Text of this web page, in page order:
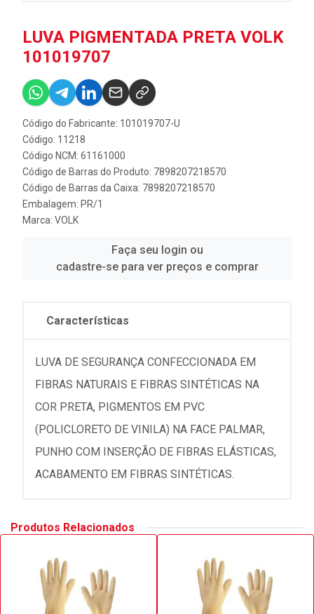
LUVA PIGMENTADA PRETA VOLK
101019707
Código do Fabricante: 101019707-U
Código: 11218
Código NCM: 61161000
Código de Barras do Produto: 7898207218570
Código de Barras da Caixa: 7898207218570
Embalagem: PR/1
Marca: VOLK
Faça seu login ou
cadastre-se para ver preços e comprar
Características
LUVA DE SEGURANÇA CONFECCIONADA EM
FIBRAS NATURAIS E FIBRAS SINTÉTICAS NA
COR PRETA, PIGMENTOS EM PVC
(POLICLORETO DE VINILA) NA FACE PALMAR,
PUNHO COM INSERÇÃO DE FIBRAS ELÁSTICAS,
ACABAMENTO EM FIBRAS SINTÉTICAS.
Produtos Relacionados